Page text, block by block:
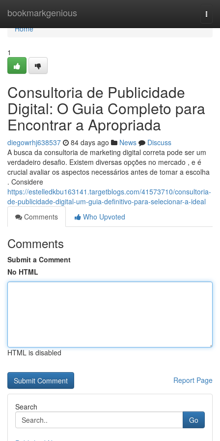
bookmarkgenious
Home
Home
1
Consultoria de Publicidade
Digital: O Guia Completo para
Encontrar a Apropriada
diegowrhj638537 84 days ago News
Discuss
A busca da consultoria de marketing digital correta pode ser um
verdadeiro desafio. Existem diversas opções no mercado , e é
crucial avaliar os aspectos necessários antes de tomar a escolha
. Considere
https://estelledkbu163141.targetblogs.com/41573710/consultoria-
de-publicidade-digital-um-guia-definitivo-para-selecionar-a-ideal
Comments
Who Upvoted
Comments
Submit a Comment
No HTML
HTML is disabled
Report Page
Search
Go